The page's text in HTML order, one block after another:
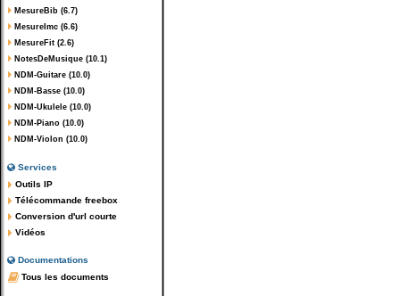
MesureBib (6.7)
MesureImc (6.6)
MesureFit (2.6)
NotesDeMusique (10.1)
NDM-Guitare (10.0)
NDM-Basse (10.0)
NDM-Ukulele (10.0)
NDM-Piano (10.0)
NDM-Violon (10.0)
Services
Outils IP
Télécommande freebox
Conversion d'url courte
Vidéos
Documentations
Tous les documents